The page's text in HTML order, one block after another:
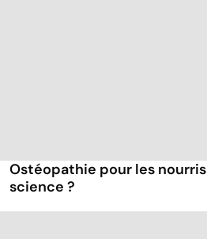
Ostéopathie pour les
science ?